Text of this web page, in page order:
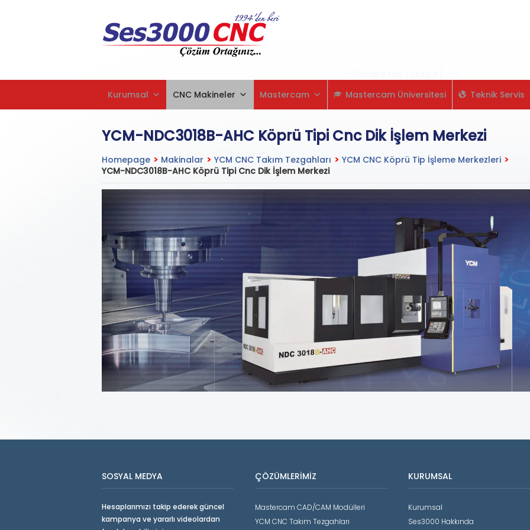
Kurumsal
CNC Makineler Mastercam Mastercam Üniversitesi Teknik Servis
YCM-NDC3018B-AHC Köprü Tipi Cnc Dik İşlem Merkezi
Homepage > Makinalar > YCM CNC Takım Tezgahları > YCM CNC Köprü Tip İşleme Merkezleri >
YCM-NDC3018B-AHC Köprü Tipi Cnc Dik İşlem Merkezi
SOSYAL MEDYA
Hesaplarımızı takip ederek güncel
kampanya ve yararlı videolardan
ÇÖZÜMLERIMIZ
Mastercam CAD/CAM Modülleri
YCM CNC Takım Tezgahları
KURUMSAL
Kurumsal
Ses3000 Hakkında